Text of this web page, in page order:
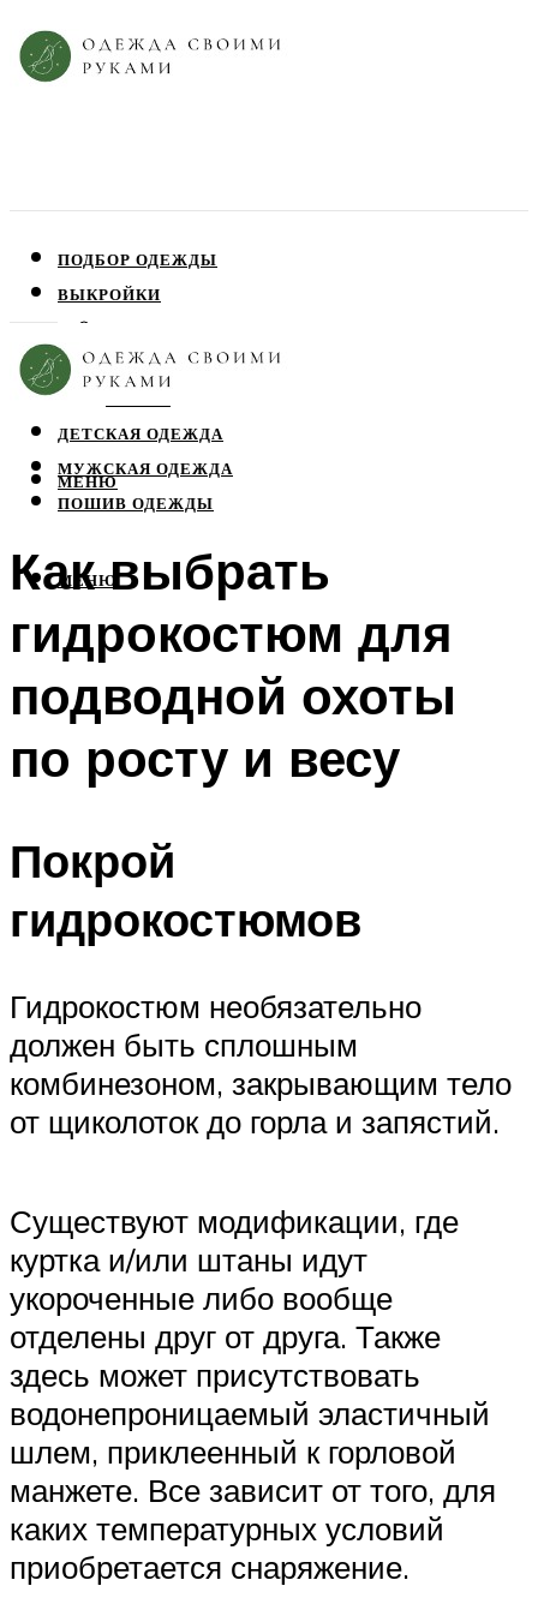
ПОДБОР ОДЕЖДЫ
ВЫКРОЙКИ
ЮБКИ
ДЕТСКАЯ ОДЕЖДА
МУЖСКАЯ ОДЕЖДА
ПОШИВ ОДЕЖДЫ
МЕНЮ
МЕНЮ
Как выбрать
гидрокостюм для
подводной охоты
по росту и весу
Покрой
гидрокостюмов
Гидрокостюм необязательно
должен быть сплошным
комбинезоном, закрывающим тело
от щиколоток до горла и запястий.
Существуют модификации, где
куртка и/или штаны идут
укороченные либо вообще
отделены друг от друга. Также
здесь может присутствовать
водонепроницаемый эластичный
шлем, приклеенный к горловой
манжете. Все зависит от того, для
каких температурных условий
приобретается снаряжение.